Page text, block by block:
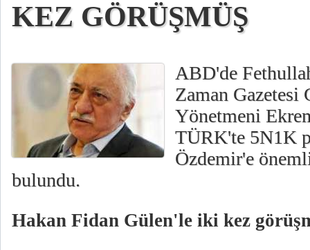
KEZ GÖRÜŞMÜŞ
ABD'de
Zaman Gazetesi
Yönetmeni
TÜRK'te 5N1K
Özdemir'e
bulundu.
Hakan Fidan Gülen'le iki kez